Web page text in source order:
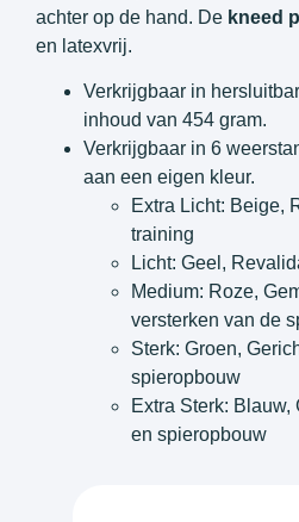
achter op de hand. De kneed
en latexvrij.
Verkrijgbaar in
inhoud van 454 gram.
Verkrijgbaar in 6
aan een eigen kleur.
Extra Licht: Beige,
training
Licht: Geel,
Medium: Roze,
versterken van de
Sterk: Groen,
spieropbouw
Extra Sterk:
en spieropbouw